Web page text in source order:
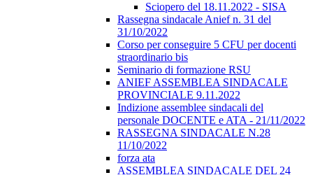
Sciopero del 18.11.2022 - SISA
Rassegna sindacale Anief n. 31 del
31/10/2022
Corso per conseguire 5 CFU per docenti
straordinario bis
Seminario di formazione RSU
ANIEF ASSEMBLEA SINDACALE
PROVINCIALE 9.11.2022
Indizione assemblee sindacali del
personale DOCENTE e ATA - 21/11/2022
RASSEGNA SINDACALE N.28
11/10/2022
forza ata
ASSEMBLEA SINDACALE DEL 24